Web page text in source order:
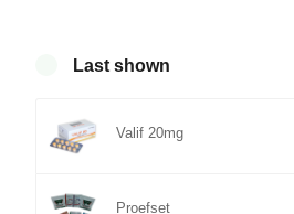
Last shown
Valif 20mg
Proefset